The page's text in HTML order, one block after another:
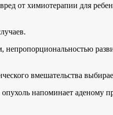
от химиотерапии для
непропорциональностью
вмешательства
напоминает аденому